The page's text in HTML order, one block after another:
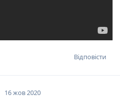
Відповісти
16 жов 2020